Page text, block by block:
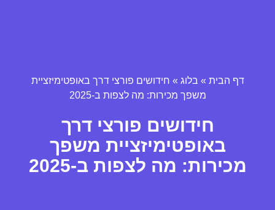
דף הבית » בלוג » חידושים פורצי דרך באופטימיזציית
משפך מכירות: מה לצפות ב-2025
חידושים פורצי דרך
באופטימיזציית משפך
מכירות: מה לצפות ב-2025